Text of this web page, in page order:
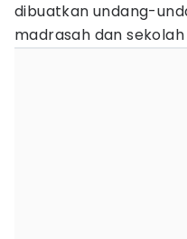
dibuatkan undang-
madrasah dan sekolah